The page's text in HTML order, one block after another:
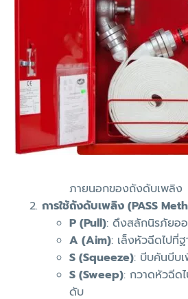
ภายนอกของถังดับเพลิง
การใช้ถังดับเพลิง (PASS
P (Pull): ดึงสลักนิรภัยอ
A (Aim): เล็งหัวฉีดไปที่
S (Squeeze): บีบคันบีบ
S (Sweep): กวาดหัวฉีด
ดับ